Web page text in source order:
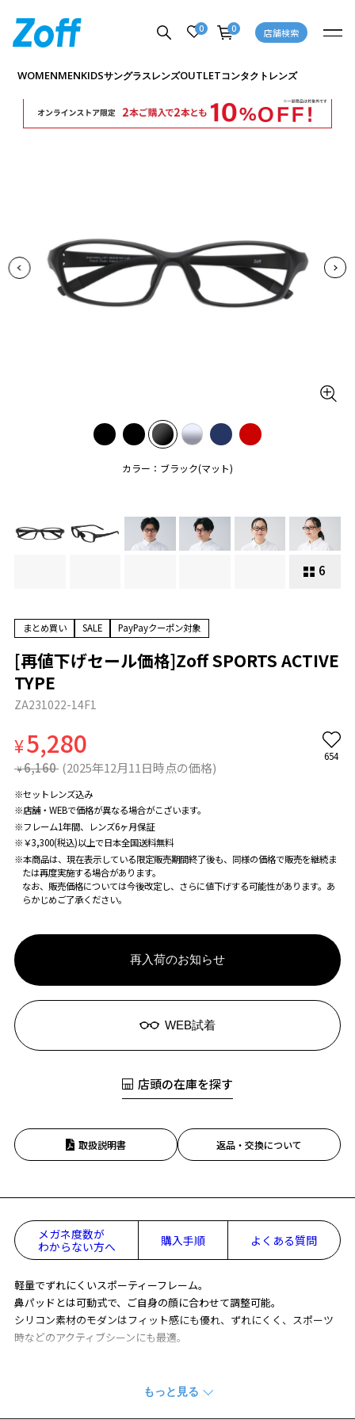
0 0 店舗検索
WOMENMENKIDSサングラスレンズOUTLETコンタクトレンズ
カラー：ブラック(マット)
6
商品詳細ページへ
まとめ買い SALE PayPayクーポン対象
[再値下げセール価格]Zoff SPORTS ACTIVE
TYPE
ZA231022-14F1
¥5,280
¥ 6,160 (2025年12月11日時点の価格)
654
※セットレンズ込み
※店舗・WEBで価格が異なる場合がこざいます。
※フレーム1年間、レンズ6ヶ月保証
※￥3,300(税込)以上で日本全国送料無料
※本商品は、現在表示している限定販売期間終了後も、同様の価格で販売を継続ま
たは再度実施する場合があります。
なお、販売価格については今後改定し、さらに値下げする可能性があります。あ
らかじめご了承ください。
再入荷のお知らせ
WEB試着
店頭の在庫を探す
取扱説明書 返品・交換について
メガネ度数が
わからない方へ
購入手順 よくある質問
軽量でずれにくいスポーティーフレーム。
鼻パッドとは可動式で、ご自身の顔に合わせて調整可能。
シリコン素材のモダンはフィット感にも優れ、ずれにくく、スポーツ
時などのアクティブシーンにも最適。